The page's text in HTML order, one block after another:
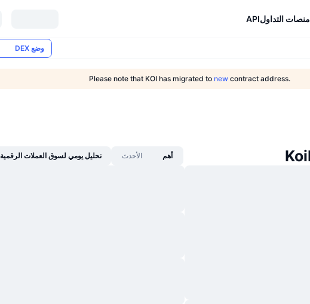
منصات التداولAPI
وضع DEX
Please note that KOI has migrated to newcontract address.
أهم الأحدث تحليل يومي لسوق العملات الرقمية